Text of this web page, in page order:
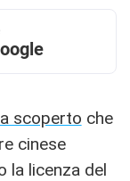
scoperto che
cinese
la licenza del